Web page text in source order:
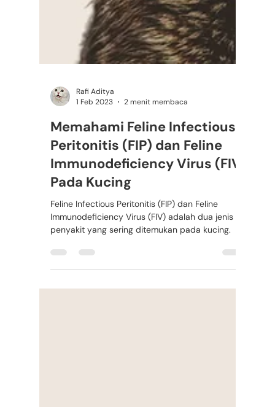
Rafi Aditya
1 Feb 2023
2 menit membaca
Memahami Feline Infectious
Peritonitis (FIP) dan Feline
Immunodeficiency Virus (FIV)
Pada Kucing
Immunodeficiency Virus (FIV) adalah dua jenis